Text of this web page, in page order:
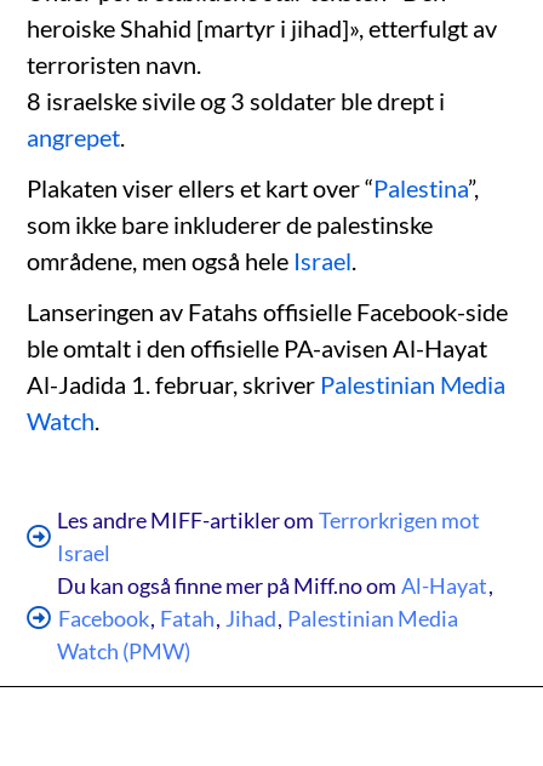
heroiske Shahid [martyr i jihad]», etterfulgt av
terroristen navn.
8 israelske sivile og 3 soldater ble drept i
angrepet
Plakaten viser ellers et kart over “Palestina”,
som ikke bare inkluderer de palestinske
områdene, men også hele Israel
Lanseringen av Fatahs offisielle Facebook-side
ble omtalt i den offisielle PA-avisen Al-Hayat
Al-Jadida 1. februar, skriver Palestinian Media
Watch
Les andre MIFF-artikler om Terrorkrigen mot
Israel
Du kan også finne mer på Miff.no om Al-Hayat,
Facebook, Fatah, Jihad, Palestinian Media
Watch (PMW)